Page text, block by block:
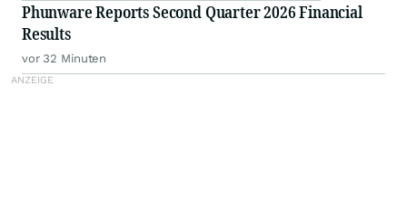
Phunware Reports Second Quarter 2026 Financial
Results
vor 32 Minuten